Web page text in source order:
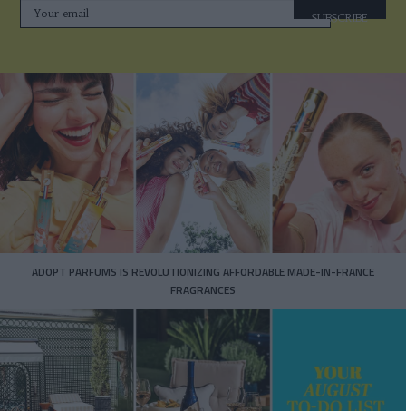
SUBSCRIBE
ADOPT PARFUMS IS REVOLUTIONIZING AFFORDABLE MADE-IN-FRANCE
FRAGRANCES